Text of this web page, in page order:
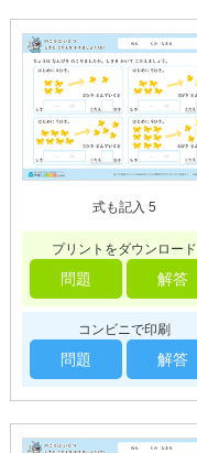
式も記入 5
プリントをダウンロード
問題 解答
コンビニで印刷
問題 解答